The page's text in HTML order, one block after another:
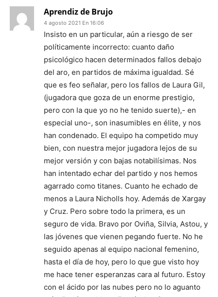
Aprendiz de Brujo
4 agosto 2021 En 16:06
Insisto en un particular, aún a riesgo de ser
políticamente incorrecto: cuanto daño
psicológico hacen determinados fallos debajo
del aro, en partidos de máxima igualdad. Sé
que es feo señalar, pero los fallos de Laura Gil,
(jugadora que goza de un enorme prestigio,
pero con la que yo no he tenido suerte),- en
especial uno-, son inasumibles en élite, y nos
han condenado. El equipo ha competido muy
bien, con nuestra mejor jugadora lejos de su
mejor versión y con bajas notabilísimas. Nos
han intentado echar del partido y nos hemos
agarrado como titanes. Cuanto he echado de
menos a Laura Nicholls hoy. Además de Xargay
y Cruz. Pero sobre todo la primera, es un
seguro de vida. Bravo por Oviña, Silvia, Astou, y
las jóvenes que vienen pegando fuerte. No he
seguido apenas al equipo nacional femenino,
hasta el día de hoy, pero lo que gue visto hoy
me hace tener esperanzas cara al futuro. Estoy
con el ácido por las nubes pero no lo aguanto